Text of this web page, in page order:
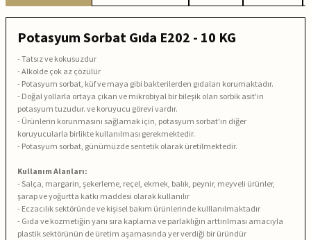
Potasyum Sorbat Gıda E202 - 10 KG
- Tatsız ve kokusuzdur
- Alkolde çok az çözülür
- Potasyum sorbat, küf ve maya gibi bakterilerden gıdaları korumaktadır.
- Doğal yollarla ortaya çıkan ve mikrobiyal bir bileşik olan sorbik asit'in
potasyum tuzudur. ve koruyucu görevi vardır.
- Ürünlerin korunmasını sağlamak için, potasyum sorbat'ın diğer
koruyucularla birlikte kullanılması gerekmektedir.
- Potasyum sorbat, günümüzde sentetik olarak üretilmektedir.
Kullanım Alanları:
-Salça, margarin, şekerleme, reçel, ekmek, balık, peynir, meyveli ürünler,
şarap ve yoğurtta katkı maddesi olarak kullanılır
- Eczacılık sektöründe ve kişisel bakım ürünlerinde kulllanılmaktadır
- Gıda ve kozmetiğin yanı sıra kaplama ve parlaklığın arttırılması amacıyla
plastik sektörünün de üretim aşamasında yer verdiği bir üründür